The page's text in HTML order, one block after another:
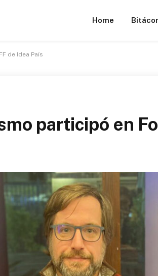
Home
de Idea País
participó en